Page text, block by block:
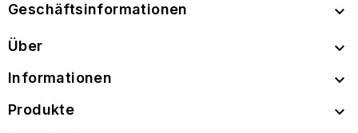
Geschäftsinformationen 
Über 
Informationen 
Produkte 